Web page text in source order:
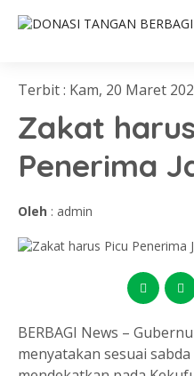
Terbit : Kam, 20 Maret
Zakat
Penerima
Oleh : admin
BERBAGI News –
menyatakan sesuai